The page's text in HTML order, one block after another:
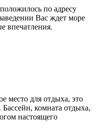
по адресу
Вас ждет море
впечатления.
место для отдыха, это
комната отдыха,
настоящего